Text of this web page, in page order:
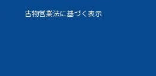
古物営業法に基づく表示